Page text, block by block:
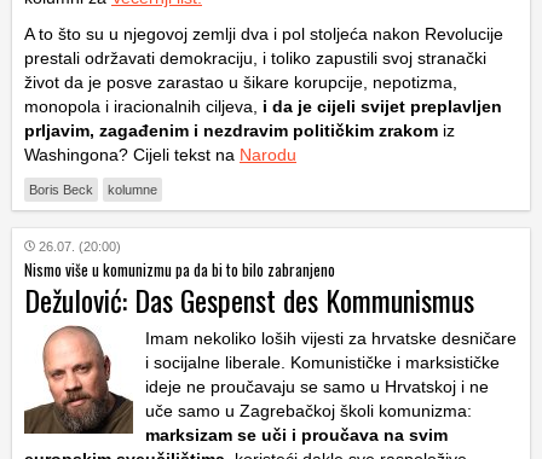
A to što su u njegovoj zemlji dva i pol stoljeća nakon Revolucije
prestali održavati demokraciju, i toliko zapustili svoj stranački
život da je posve zarastao u šikare korupcije, nepotizma,
monopola i iracionalnih ciljeva, i da je cijeli svijet preplavljen
prljavim, zagađenim i nezdravim političkim zrakom iz
Washingona? Cijeli tekst na Narodu
Boris Beck kolumne
26.07. (20:00)
Nismo više u komunizmu pa da bi to bilo zabranjeno
Dežulović: Das Gespenst des Kommunismus
Imam nekoliko loših vijesti za hrvatske desničare
i socijalne liberale. Komunističke i marksističke
ideje ne proučavaju se samo u Hrvatskoj i ne
uče samo u Zagrebačkoj školi komunizma:
marksizam se uči i proučava na svim